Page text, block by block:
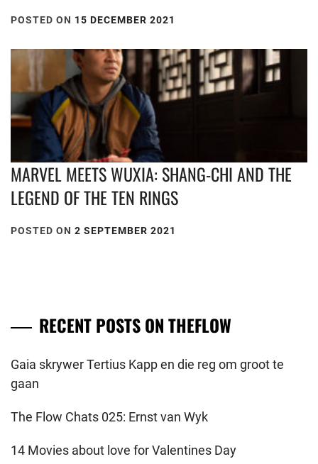
POSTED ON 15 DECEMBER 2021
MARVEL MEETS WUXIA: SHANG-CHI AND THE
LEGEND OF THE TEN RINGS
POSTED ON 2 SEPTEMBER 2021
RECENT POSTS ON THEFLOW
Gaia skrywer Tertius Kapp en die reg om groot te
gaan
The Flow Chats 025: Ernst van Wyk
14 Movies about love for Valentines Day